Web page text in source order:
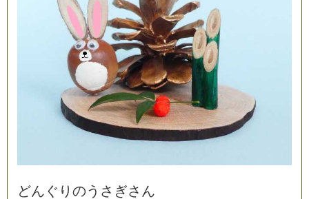
どん ぐ り のう さ ぎさ ん